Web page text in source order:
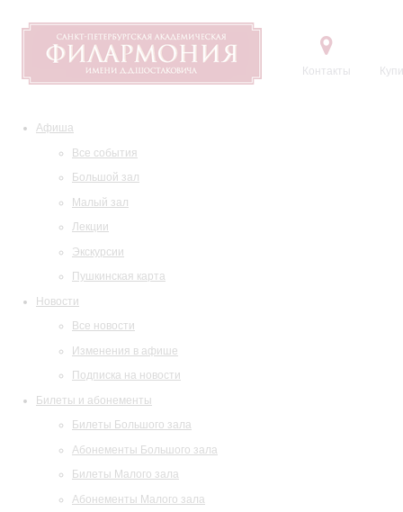
Контакты
Афиша
Все события
Большой зал
Малый зал
Лекции
Экскурсии
Пушкинская карта
Новости
Все новости
Изменения в афише
Подписка на новости
Билеты и абонементы
Билеты Большого зала
Абонементы Большого зала
Билеты Малого зала
Абонементы Малого зала